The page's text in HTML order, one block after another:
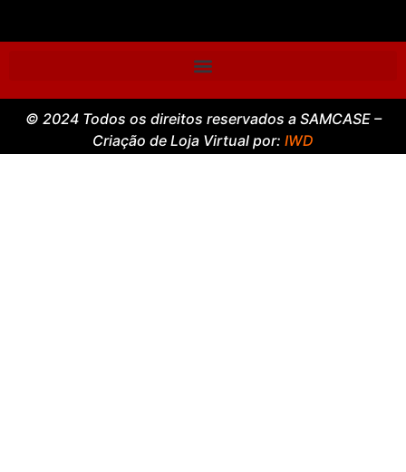
© 2024 Todos os direitos reservados a SAMCASE –
Criação de Loja Virtual por: IWD